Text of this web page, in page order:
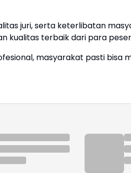
juri, serta keterlibatan
kualitas terbaik dari para
masyarakat pasti bisa